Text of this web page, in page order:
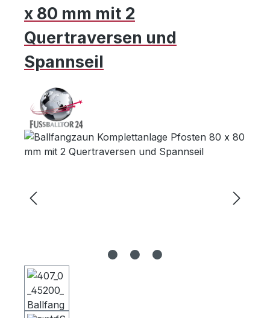
x 80 mm mit 2
Quertraversen und
Spannseil
Bildergalerie überspringen